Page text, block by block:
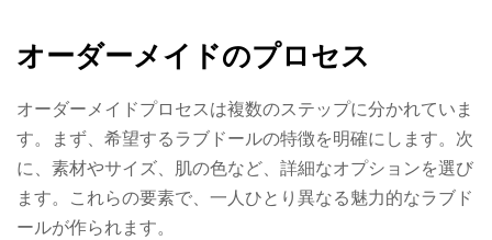
オーダーメイドのプロセス
オーダーメイドプロセスは複数のステップに分かれていま
す。まず、希望するラブドールの特徴を明確にします。次
に、素材やサイズ、肌の色など、詳細なオプションを選び
ます。これらの要素で、一人ひとり異なる魅力的なラブド
ールが作られます。